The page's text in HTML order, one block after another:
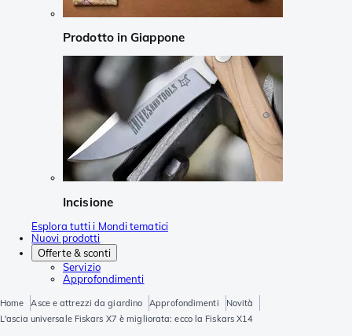
Prodotto in Giappone
Incisione
Esplora tutti i Mondi tematici
Nuovi prodotti
Offerte & sconti
Servizio
Approfondimenti
Home Asce e attrezzi da giardino Approfondimenti
Novità
L'ascia universale Fiskars X7 è migliorata: ecco la Fiskars X14